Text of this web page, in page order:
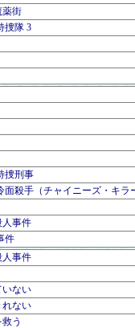
薬街
捜隊 3
捜刑事
殺手（チャイニーズ・キラ
人事件
件
事件
いない
れない
う